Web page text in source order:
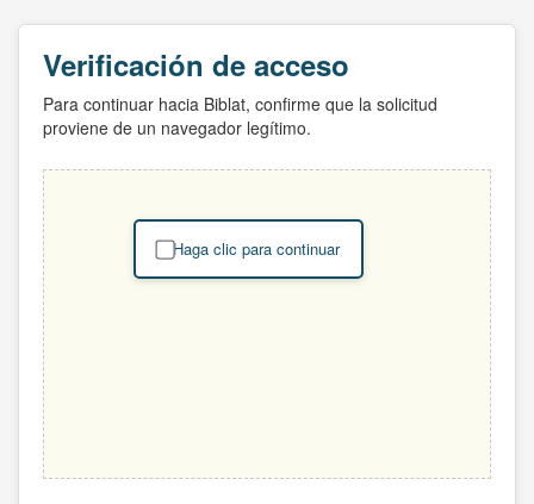
Verificación de acceso
Para continuar hacia Biblat, confirme que la solicitud
proviene de un navegador legítimo.
Haga clic para continuar